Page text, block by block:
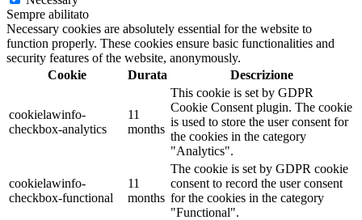
Sempre abilitato
Necessary cookies are absolutely essential for the website to
function properly. These cookies ensure basic functionalities and
security features of the website, anonymously.
Cookie
Durata Descrizione
cookielawinfo-
checkbox-analytics
11
months
This cookie is set by GDPR
Cookie Consent plugin. The cookie
is used to store the user consent for
the cookies in the category
"Analytics".
cookielawinfo-
checkbox-functional
11
months
The cookie is set by GDPR cookie
consent to record the user consent
for the cookies in the category
"Functional".